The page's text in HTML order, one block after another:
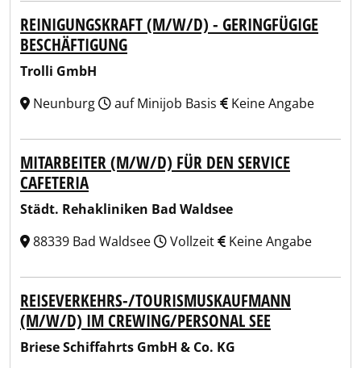
REINIGUNGSKRAFT (M/W/D) - GERINGFÜGIGE
BESCHÄFTIGUNG
Trolli GmbH
Neunburg
auf Minijob Basis Keine Angabe
MITARBEITER (M/W/D) FÜR DEN SERVICE
CAFETERIA
Städt. Rehakliniken Bad Waldsee
88339 Bad Waldsee
Vollzeit Keine Angabe
REISEVERKEHRS-/TOURISMUSKAUFMANN
(M/W/D) IM CREWING/PERSONAL SEE
Briese Schiffahrts GmbH & Co. KG